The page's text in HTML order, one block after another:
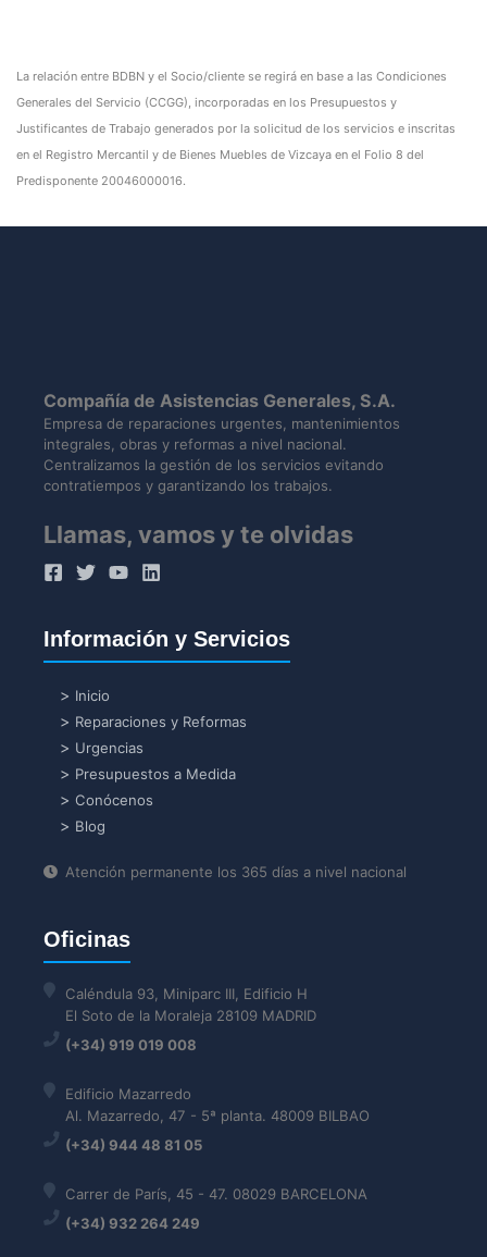
La relación entre BDBN y el Socio/cliente se regirá en base a las Condiciones
Generales del Servicio (CCGG), incorporadas en los Presupuestos y
Justificantes de Trabajo generados por la solicitud de los servicios e inscritas
en el Registro Mercantil y de Bienes Muebles de Vizcaya en el Folio 8 del
Predisponente 20046000016.
Compañía de Asistencias Generales, S.A.
Empresa de reparaciones urgentes, mantenimientos
integrales, obras y reformas a nivel nacional.
Centralizamos la gestión de los servicios evitando
contratiempos y garantizando los trabajos.
Llamas, vamos y te olvidas
Información y Servicios
Inicio
Reparaciones y Reformas
Urgencias
Presupuestos a Medida
Conócenos
Blog
Atención permanente los 365 días a nivel nacional
Oficinas
Caléndula 93, Miniparc III, Edificio H
El Soto de la Moraleja 28109 MADRID
(+34) 919 019 008
Edificio Mazarredo
Al. Mazarredo, 47 - 5ª planta. 48009 BILBAO
(+34) 944 48 81 05
Carrer de París, 45 - 47. 08029 BARCELONA
(+34) 932 264 249